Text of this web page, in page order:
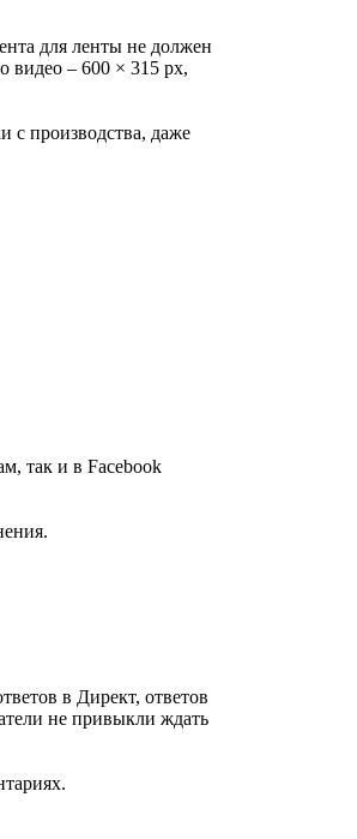
для ленты не должен
видео – 600 × 315 px,
с производства, даже
так и в Facebook
в Директ, ответов
не привыкли ждать